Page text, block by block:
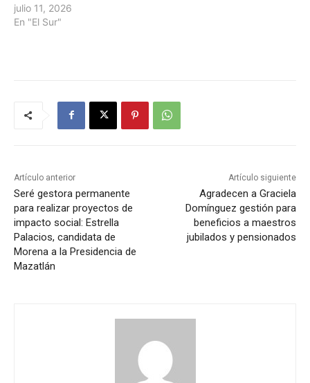
julio 11, 2026
En "El Sur"
Artículo anterior
Seré gestora permanente
para realizar proyectos de
impacto social: Estrella
Palacios, candidata de
Morena a la Presidencia de
Mazatlán
Artículo siguiente
Agradecen a Graciela
Domínguez gestión para
beneficios a maestros
jubilados y pensionados